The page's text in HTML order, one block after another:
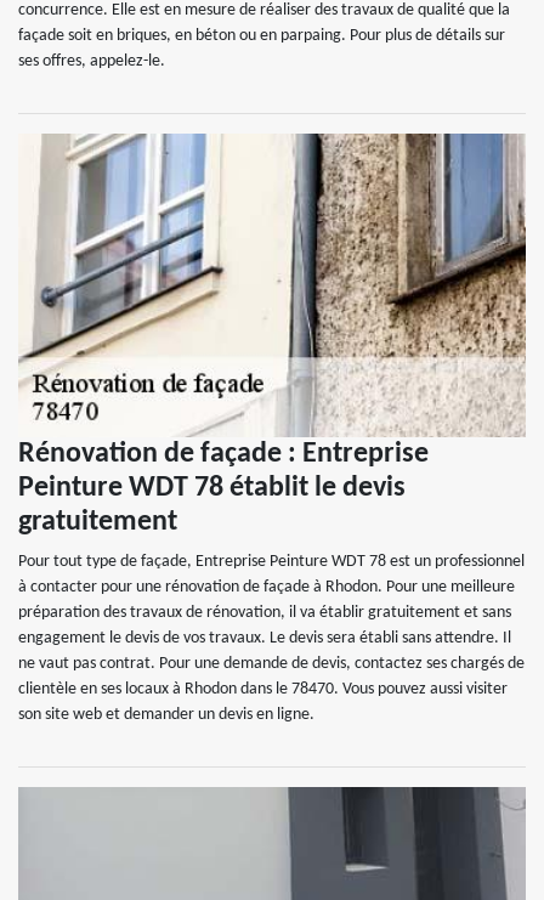
concurrence. Elle est en mesure de réaliser des travaux de qualité que la
façade soit en briques, en béton ou en parpaing. Pour plus de détails sur
ses offres, appelez-le.
Rénovation de façade : Entreprise
Peinture WDT 78 établit le devis
gratuitement
Pour tout type de façade, Entreprise Peinture WDT 78 est un professionnel
à contacter pour une rénovation de façade à Rhodon. Pour une meilleure
préparation des travaux de rénovation, il va établir gratuitement et sans
engagement le devis de vos travaux. Le devis sera établi sans attendre. Il
ne vaut pas contrat. Pour une demande de devis, contactez ses chargés de
clientèle en ses locaux à Rhodon dans le 78470. Vous pouvez aussi visiter
son site web et demander un devis en ligne.